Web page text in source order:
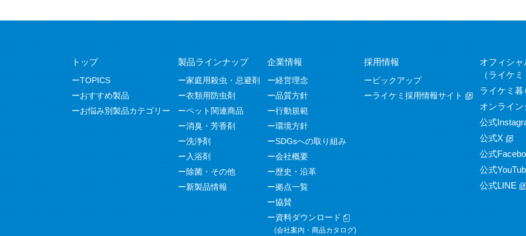
トップ
TOPICS
おすすめ製品
お悩み別製品カテゴリー
製品ラインナップ
家庭用殺虫・忌避剤
衣類用防虫剤
ペット関連商品
消臭・芳香剤
洗浄剤
入浴剤
除菌・その他
新製品情報
企業情報
経営理念
品質方針
行動規範
環境方針
SDGsへの取り組み
会社概要
歴史・沿革
拠点一覧
協賛
資料ダウンロード
(会社案内・商品カタログ)
採用情報
ピックアップ
ライケミ採用情報サイト
オフィシ
（ライケ
ライケミ
オンライ
公式
公式X
公式
公式
公式LINE